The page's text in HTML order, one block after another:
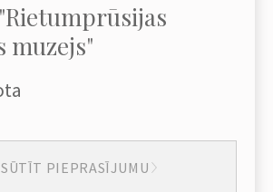
muzejs"
PIEPRASĪJUMU